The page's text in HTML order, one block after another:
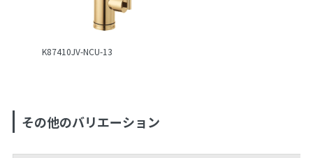
K87410JV-NCU-13
その他のバリエーション